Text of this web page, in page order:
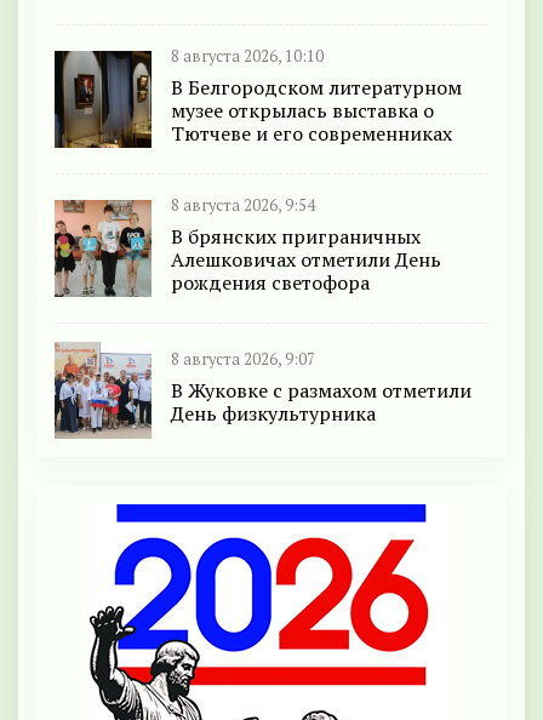
8 августа 2026, 10:10
В Белгородском литературном
музее открылась выставка о
Тютчеве и его современниках
8 августа 2026, 9:54
В брянских приграничных
Алешковичах отметили День
рождения светофора
8 августа 2026, 9:07
В Жуковке с размахом отметили
День физкультурника